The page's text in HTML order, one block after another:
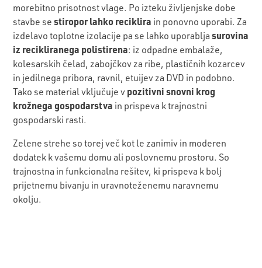
morebitno prisotnost vlage. Po izteku življenjske dobe
stavbe sestiropor lahko reciklira in ponovno uporabi. Za
izdelavo toplotne izolacije pa se lahko uporabljasurovina
iz recikliranega polistirena: iz odpadne embalaže,
kolesarskih čelad, zabojčkov za ribe, plastičnih kozarcev
in jedilnega pribora, ravnil, etuijev za DVD in podobno.
Tako se material vključuje v pozitivni snovni krog
krožnega gospodarstva in prispeva k trajnostni
gospodarski rasti.
Zelene strehe so torej več kot le zanimiv in moderen
dodatek k vašemu domu ali poslovnemu prostoru. So
trajnostna in funkcionalna rešitev, ki prispeva k bolj
prijetnemu bivanju in uravnoteženemu naravnemu
okolju.